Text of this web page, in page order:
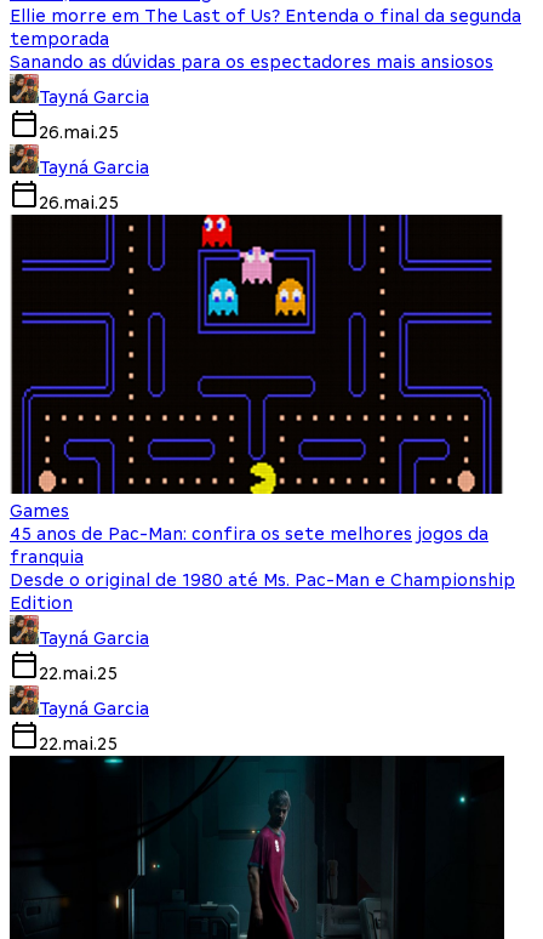
Ellie morre em The Last of Us? Entenda o final da segunda
temporada
Sanando as dúvidas para os espectadores mais ansiosos
Tayná Garcia
26.mai.25
Tayná Garcia
26.mai.25
Games
45 anos de Pac-Man: confira os sete melhores jogos da
franquia
Desde o original de 1980 até Ms. Pac-Man e Championship
Edition
Tayná Garcia
22.mai.25
Tayná Garcia
22.mai.25